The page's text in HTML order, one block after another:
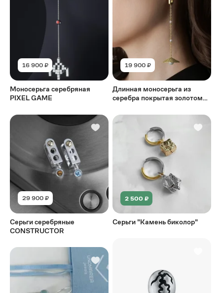
16 900 ₽
Моносерьга серебряная
PIXEL GAME
29 900 ₽
Серьги серебряные
CONSTRUCTOR
19 900 ₽
Длинная моносерьга из
серебра покрытая золотом
2 500 ₽
Серьги "Камень биколор"